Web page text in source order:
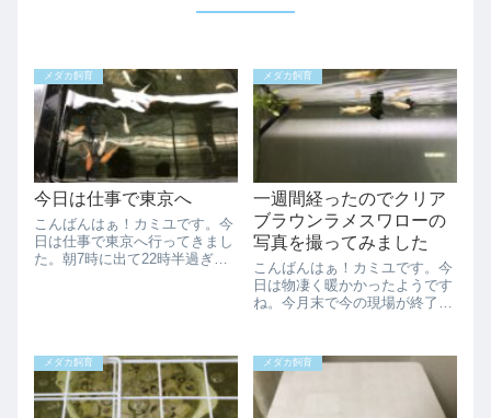
メダカ飼育
今日は仕事で東京へ
こんばんはぁ！カミユです。今
日は仕事で東京へ行ってきまし
た。朝7時に出て22時半過ぎの
屋外に出して採...
メダカ飼育
一週間経ったのでクリア
ブラウンラメスワローの
写真を撮ってみました
こんばんはぁ！カミユです。今
日は物凄く暖かかったようです
ね。今月末で今の現場が終了に
したが室内に人が少ないので空
調が入って無くて暑かったで
す、、、今月まで山手線でも東
側だったのですが来...
メダカ飼育 メダカ飼育